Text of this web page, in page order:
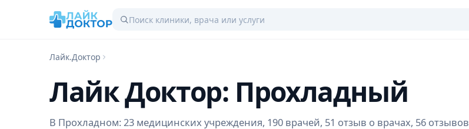
Лайк.Доктор
Лайк Доктор: Прохладный
В Прохладном: 23 медицинских учреждения, 190 врачей, 51 отзыв о врачах, 56 отзывов